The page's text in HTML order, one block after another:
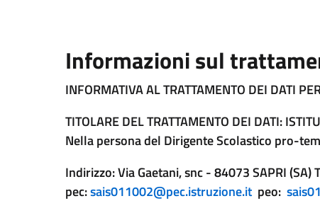
Informazioni sul
INFORMATIVA AL TRATTAMENTO DEI DATI
TITOLARE DEL TRATTAMENTO DEI DATI:
Nella persona del Dirigente Scolastico pro-
Indirizzo: Via Gaetani, snc - 84073 SAPRI
pec:sais011002@pec.istruzione.it peo: